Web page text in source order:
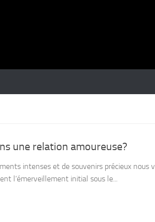
une relation amoureuse?
intenses et de souvenirs précieux
l’émerveillement initial sous le...